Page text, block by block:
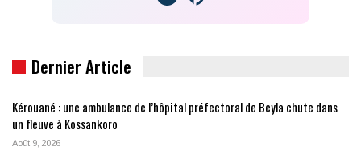
Dernier Article
Kérouané : une ambulance de l’hôpital préfectoral de Beyla chute dans
un fleuve à Kossankoro
Août 9, 2026